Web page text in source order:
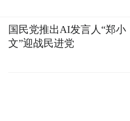
国民党推出AI发言人“郑小
文”迎战民进党